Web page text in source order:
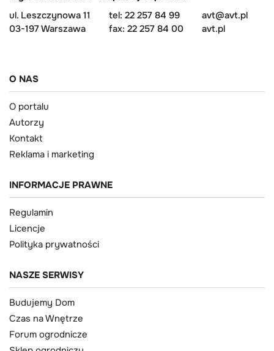
ul. Leszczynowa 11
03-197 Warszawa
tel: 22 257 84 99
fax: 22 257 84 00
avt@avt.pl
avt.pl
O NAS
O portalu
Autorzy
Kontakt
Reklama i marketing
INFORMACJE PRAWNE
Regulamin
Licencje
Polityka prywatności
NASZE SERWISY
Budujemy Dom
Czas na Wnętrze
Forum ogrodnicze